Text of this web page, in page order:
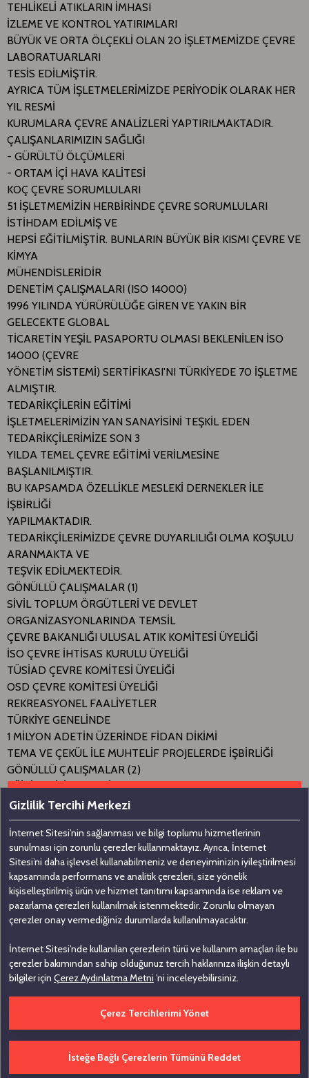
TEHLİKELİ ATIKLARIN İMHASI
İZLEME VE KONTROL YATIRIMLARI
BÜYÜK VE ORTA ÖLÇEKLİ OLAN 20 İŞLETMEMİZDE ÇEVRE
LABORATUARLARI
TESİS EDİLMİŞTİR.
AYRICA TÜM İŞLETMELERİMİZDE PERİYODİK OLARAK HER
YIL RESMİ
KURUMLARA ÇEVRE ANALİZLERİ YAPTIRILMAKTADIR.
ÇALIŞANLARIMIZIN SAĞLIĞI
- GÜRÜLTÜ ÖLÇÜMLERİ
- ORTAM İÇİ HAVA KALİTESİ
KOÇ ÇEVRE SORUMLULARI
51 İŞLETMEMİZİN HERBİRİNDE ÇEVRE SORUMLULARI
İSTİHDAM EDİLMİŞ VE
HEPSİ EĞİTİLMİŞTİR. BUNLARIN BÜYÜK BİR KISMI ÇEVRE VE
KİMYA
MÜHENDİSLERİDİR
DENETİM ÇALIŞMALARI (ISO 14000)
1996 YILINDA YÜRÜRÜLÜĞE GİREN VE YAKIN BİR
GELECEKTE GLOBAL
TİCARETİN YEŞİL PASAPORTU OLMASI BEKLENİLEN İSO
14000 (ÇEVRE
YÖNETİM SİSTEMİ) SERTİFİKASI'NI TÜRKİYEDE 70 İŞLETME
ALMIŞTIR.
TEDARİKÇİLERİN EĞİTİMİ
İŞLETMELERİMİZİN YAN SANAYİSİNİ TEŞKİL EDEN
TEDARİKÇİLERİMİZE SON 3
YILDA TEMEL ÇEVRE EĞİTİMİ VERİLMESİNE
BAŞLANILMIŞTIR.
BU KAPSAMDA ÖZELLİKLE MESLEKİ DERNEKLER İLE
İŞBİRLİĞİ
YAPILMAKTADIR.
TEDARİKÇİLERİMİZDE ÇEVRE DUYARLILIĞI OLMA KOŞULU
ARANMAKTA VE
TEŞVİK EDİLMEKTEDİR.
GÖNÜLLÜ ÇALIŞMALAR (1)
SİVİL TOPLUM ÖRGÜTLERİ VE DEVLET
ORGANİZASYONLARINDA TEMSİL
ÇEVRE BAKANLIĞI ULUSAL ATIK KOMİTESİ ÜYELİĞİ
İSO ÇEVRE İHTİSAS KURULU ÜYELİĞİ
TÜSİAD ÇEVRE KOMİTESİ ÜYELİĞİ
OSD ÇEVRE KOMİTESİ ÜYELİĞİ
REKREASYONEL FAALİYETLER
TÜRKİYE GENELİNDE
1 MİLYON ADETİN ÜZERİNDE FİDAN DİKİMİ
TEMA VE ÇEKÜL İLE MUHTELİF PROJELERDE İŞBİRLİĞİ
GÖNÜLLÜ ÇALIŞMALAR (2)
EĞİTİM/ BİLİNÇLENDİRME
HENRY FORD AVRUPA ÇEVRE KORUMA ÖDÜLÜ TÜRKİYE
AYAĞI
ÇALIŞMALARI
TEDARİKÇİLERİN EĞİTİMİ
ÇEVRE OKULLARINDA RESİM, KOMPOZİSYON, FOTOĞRAF
YARIŞMALARI
ULUSAL ÇEVRE ÖDÜLLERİ
İSO ÇEVRE BÜYÜK ÖDÜLÜ
1998 T.E.E.
1997 ARÇELİK
İSO ÇEVRE TEŞVİK ÖDÜLÜ
KOCAELİ-SAKARYA SANAYİ ODASI ÇEVRE ÖDÜLÜ
ÇEVRETED (ÇEVRE TEKNOLOJİSİ UYGULAMALARI
DERNEĞİ) ÖDÜLLERİ
Gizlilik Tercihi Merkezi
İnternet Sitesi’nin sağlanması ve bilgi toplumu hizmetlerinin
sunulması için zorunlu çerezler kullanmaktayız. Ayrıca, İnternet
Sitesi’ni daha işlevsel kullanabilmeniz ve deneyiminizin iyileştirilmesi
kapsamında performans ve analitik çerezleri, size yönelik
kişiselleştirilmiş ürün ve hizmet tanıtımı kapsamında ise reklam ve
pazarlama çerezleri kullanılmak istenmektedir. Zorunlu olmayan
çerezler onay vermediğiniz durumlarda kullanılmayacaktır.
İnternet Sitesi’nde kullanılan çerezlerin türü ve kullanım amaçları ile bu
çerezler bakımından sahip olduğunuz tercih haklarınıza ilişkin detaylı
bilgiler için Çerez Aydınlatma Metni ’ni inceleyebilirsiniz.
Çerez Tercihlerimi Yönet
İsteğe Bağlı Çerezlerin Tümünü Reddet